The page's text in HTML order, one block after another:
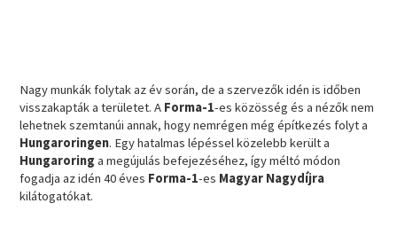
Nagy munkák folytak az év során, de a szervezők idén is időben
visszakapták a területet. A Forma-1-es közösség és a nézők nem
lehetnek szemtanúi annak, hogy nemrégen még építkezés folyt a
Hungaroringen. Egy hatalmas lépéssel közelebb került a
Hungaroring a megújulás befejezéséhez, így méltó módon
fogadja az idén 40 éves Forma-1-es Magyar Nagydíjra
kilátogatókat.